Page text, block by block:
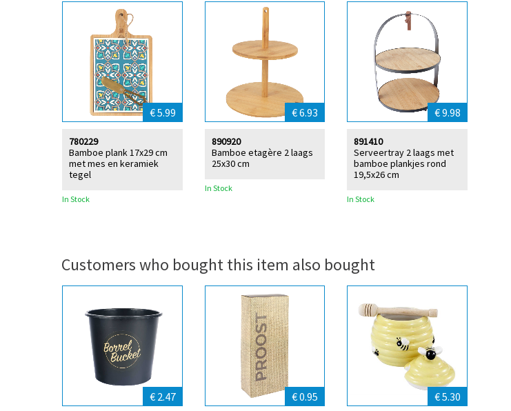
€ 5.99
Bamboe plank 17x29 cm
met mes en keramiek
tegel
780229
In Stock
€ 6.93
Bamboe etagère 2 laags
25x30 cm
890920
In Stock
€ 9.98
Serveertray 2 laags met
bamboe plankjes rond
19,5x26 cm
891410
In Stock
Customers who bought this item also bought
€ 2.47 € 0.95 € 5.30